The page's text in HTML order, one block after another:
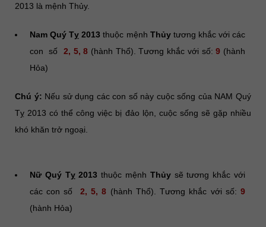
2013 là mệnh Thủy.
Nam Quý Tỵ 2013 thuộc mệnh Thủytương khắc với các
con số 2, 5, 8 (hành Thổ). Tương khắc với số:9 (hành
Hỏa)
Chú ý: Nếu sử dụng các con số này cuộc sống của NAM Quý
Tỵ 2013 có thể công việc bị đảo lộn, cuộc sống sẽ gặp nhiều
khó khăn trở ngoại.
Nữ Quý Tỵ 2013 thuộc mệnh Thủysẽ tương khắc với
các con số 2, 5, 8 (hành Thổ). Tương khắc với số:9
(hành Hỏa)